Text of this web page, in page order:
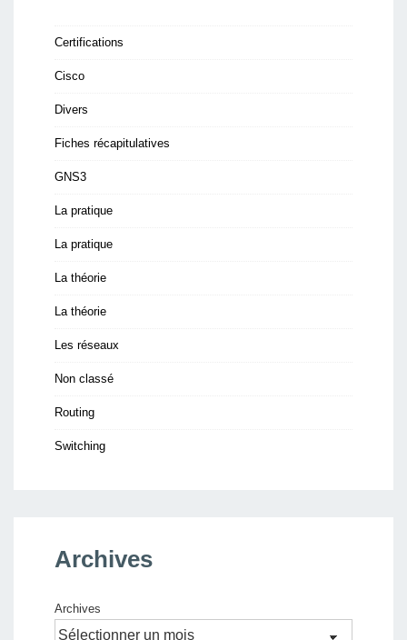
Certifications
Cisco
Divers
Fiches récapitulatives
GNS3
La pratique
La pratique
La théorie
La théorie
Les réseaux
Non classé
Routing
Switching
Archives
Archives